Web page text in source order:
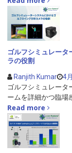
ゴルフシミュレータ
ラの役割
Ranjith Kumar 4
ゴルフシミュレータ
ームを詳細かつ臨場
Read more